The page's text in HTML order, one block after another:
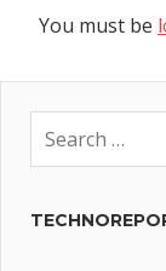
You must be